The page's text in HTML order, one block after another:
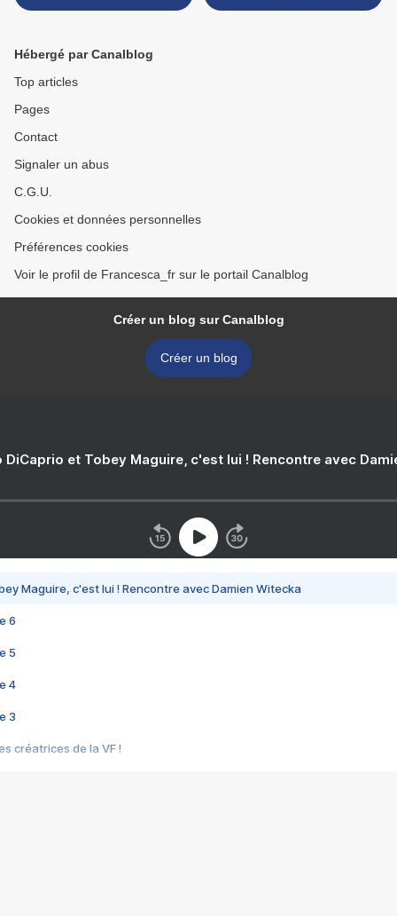
novembre 2026 au cinéma
Hébergé par Canalblog
Top articles
Pages
Contact
Signaler un abus
C.G.U.
Cookies et données personnelles
Préférences cookies
Voir le profil de Francesca_fr sur le portail Canalblog
Créer un blog sur Canalblog
Créer un blog
DiCaprio et Tobey Maguire, c'est lui ! Rencontre avec
Maguire, c'est lui ! Rencontre avec Damien Witecka
6
5
4
3
créatrices de la VF !